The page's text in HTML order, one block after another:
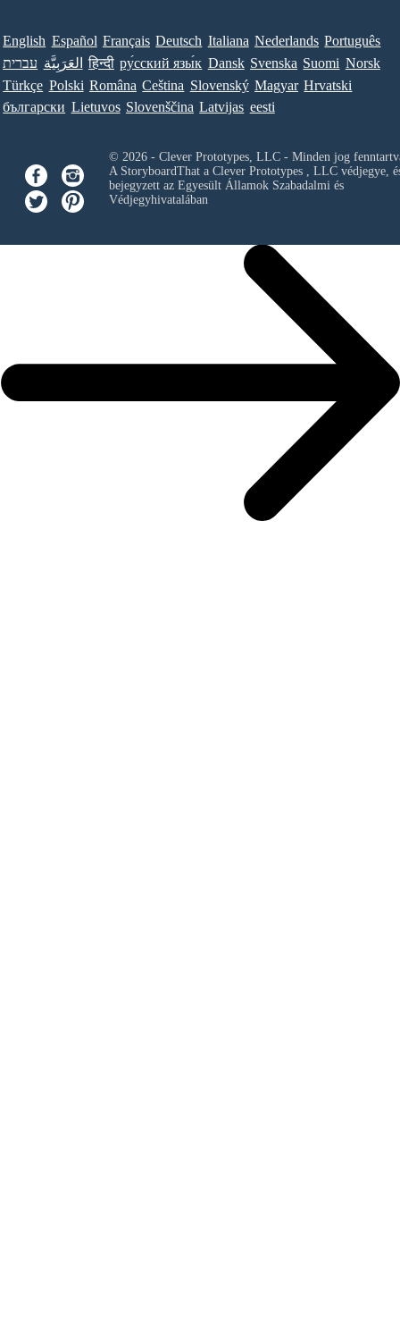
English Español Français Deutsch Italiana Nederlands Português
עברית العَرَبِيَّة हिन्दी ру́сский язы́к Dansk Svenska Suomi Norsk
Türkçe Polski Româna Ceština Slovenský Magyar Hrvatski
български Lietuvos Slovenščina Latvijas eesti
© 2026 - Clever Prototypes, LLC - Minden jog
A StoryboardThat a Clever Prototypes , LLCvédjegye,
bejegyzett az Egyesült Államok Szabadalmi és
Védjegyhivatalában